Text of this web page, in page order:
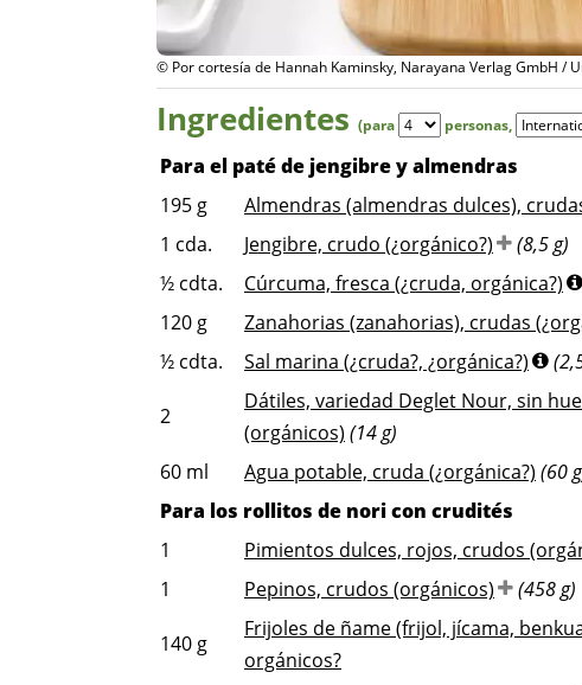
© Por cortesía de Hannah Kaminsky, Narayana Verlag GmbH /
Ingredientes (para personas,
Para el paté de jengibre y almendras
195 g
Almendras (almendras dulces),
1 cda. Jengibre, crudo (¿orgánico?)
(8,5 g)
½ cdta. Cúrcuma, fresca (¿cruda, orgánica?)
120 g
Zanahorias (zanahorias), crudas
½ cdta. Sal marina (¿cruda?, ¿orgánica?)
2
Dátiles, variedad Deglet Nour, sin
(orgánicos) (14 g)
60 ml Agua potable, cruda (¿orgánica?) (60
Para los rollitos de nori con crudités
1
Pimientos dulces, rojos, crudos
1
Pepinos, crudos (orgánicos) (458 g)
140 g
Frijoles de ñame (frijol, jícama,
orgánicos?